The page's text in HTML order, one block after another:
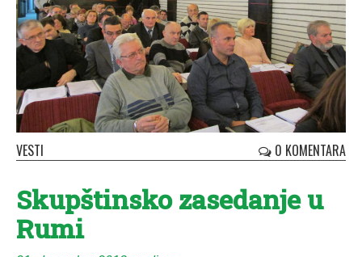
VESTI 0 KOMENTARA
Skupštinsko zasedanje u
Rumi